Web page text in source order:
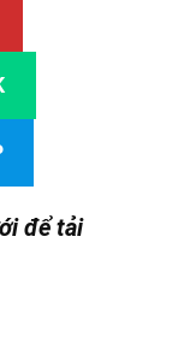
để tải